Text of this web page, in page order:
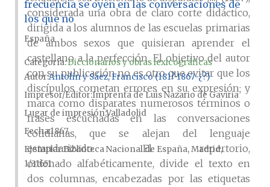
considerada una obra de claro corte didáctico,
dirigida a los alumnos de las escuelas primarias
de ambos sexos que quisieran aprender el
castellano a la perfección. El objetivo del autor
con su publicación no es otro que evitar que los
discípulos cometan errores en su expresión; y
marca como disparates numerosos términos o
frases escuchadas en las conversaciones
cotidianas, que se alejan del lenguaje
estandarizado. El repertorio,
ordenado alfabéticamente, divide el texto en
dos columnas, encabezadas por las etiquetas
frecuencia se oyen en las conversaciones de
los que no
España
Categoría:Diccionarios y obras lexicográficas
Autor Antolín y Sáez, Francisco (181?-1867-¿?)
Impresor/EditorImprenta de Luis Nazario de Gaviria
Lugar de impresiónValladolid
Fecha1867
EjemplarBiblioteca Nacional de España, Madrid,
1/31651